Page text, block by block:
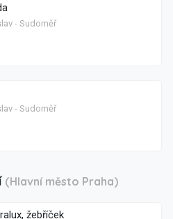
- Sudoměř
- Sudoměř
(Hlavní město Praha)
žebříček